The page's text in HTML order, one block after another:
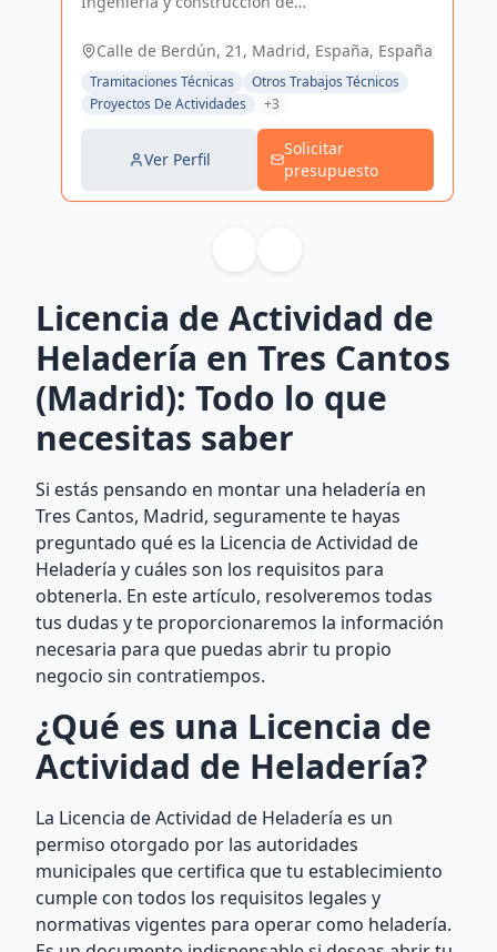
en Madrid y Sevilla La Nueva.
Calle de Berdún, 21, Madrid, España, España
Tramitaciones Técnicas
Otros Trabajos Técnicos
Proyectos De Actividades
+3
Ver Perfil
Solicitar
presupuesto
Licencia de Actividad de
Heladería en Tres Cantos
(Madrid): Todo lo que
necesitas saber
Si estás pensando en montar una heladería en
Tres Cantos, Madrid, seguramente te hayas
preguntado qué es la Licencia de Actividad de
Heladería y cuáles son los requisitos para
obtenerla. En este artículo, resolveremos todas
tus dudas y te proporcionaremos la información
necesaria para que puedas abrir tu propio
negocio sin contratiempos.
¿Qué es una Licencia de
Actividad de Heladería?
La Licencia de Actividad de Heladería es un
permiso otorgado por las autoridades
municipales que certifica que tu establecimiento
cumple con todos los requisitos legales y
normativas vigentes para operar como heladería.